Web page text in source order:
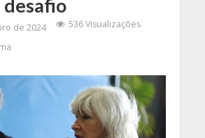
desafio
de 2024
536 Visualizações